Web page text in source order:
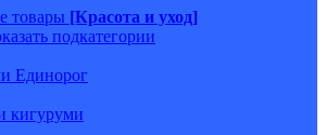
товары [Красота и уход]
подкатегории
Единорог
кигуруми